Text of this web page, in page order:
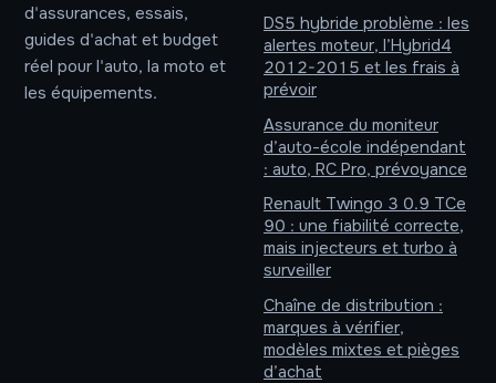
d'assurances, essais,
guides d'achat et budget
réel pour l'auto, la moto et
les équipements.
DS5 hybride problème : les
alertes moteur, l’Hybrid4
2012-2015 et les frais à
prévoir
Assurance du moniteur
d’auto-école indépendant
: auto, RC Pro, prévoyance
Renault Twingo 3 0.9 TCe
90 : une fiabilité correcte,
mais injecteurs et turbo à
surveiller
Chaîne de distribution :
marques à vérifier,
modèles mixtes et pièges
d’achat